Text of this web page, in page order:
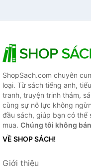
ShopSach.com chuyên
loại. Từ sách tiếng anh,
tranh, truyện trinh thám,
cùng sự nỗ lực không
đầu sách, giúp bạn có thể
mua. Chúng tôi không
VỀ SHOP SÁCH!
Giới thiệu